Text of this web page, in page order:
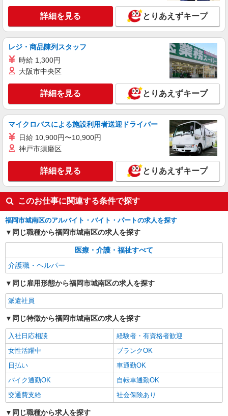
パート 派遣社員
日研トータルソーシング株式会社 メディカルケア事業部/博多オフィ
ス【看護助手】
看護助手（ナースエイド）
時給1,300円 ★週払いOK（規定あり） ※給与
福岡県福岡市城南区 【最寄駅】福岡市営地下
鉄七隈線「七隈」駅
キープ 詳細を見る
派遣社員
株式会社kotrio /●FK-H-2068531
福大前駅のデイサービス♪日勤のみ！残業ゼロ
時給1450円〜2062円 ＜日払い有/週払い有/交
通費全支給(ガソリン代含む)＞
福岡市城南区｜福大前駅すぐ
キープ 詳細を見る
派遣社員
（株）ウィルオブ・ワークCW 福岡支店/ms400101
時給1400円 ◆前払い・日払い・週払いOK
福岡県福岡市城南区
キープ
詳細を見る とりあえずキープ
レジ・商品陳列スタッフ
時給 1,300円
大阪市中央区
詳細を見る とりあえずキープ
マイクロバスによる施設利用者送迎ドライバー
日給 10,900円〜10,900円
神戸市須磨区
詳細を見る とりあえずキープ
このお仕事に関連する条件で探す
福岡市城南区のアルバイト・バイト・パートの求人を探す
同じ職種から福岡市城南区の求人を探す
医療・介護・福祉すべて
介護職・ヘルパー
同じ雇用形態から福岡市城南区の求人を探す
派遣社員
同じ特徴から福岡市城南区の求人を探す
入社日応相談
経験者・有資格者歓迎
女性活躍中
ブランクOK
日払い
車通勤OK
バイク通勤OK
自転車通勤OK
交通費支給
社会保険あり
同じ職種から求人を探す